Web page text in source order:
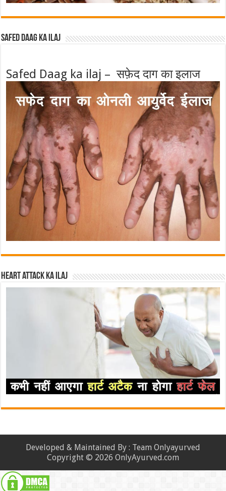
Safed Daag ka ilaj
Safed Daag ka ilaj – सफ़ेद दाग का इलाज
Heart attack ka ilaj
Developed & Maintained By : Team Onlyayurved
Copyright © 2026 OnlyAyurved.com